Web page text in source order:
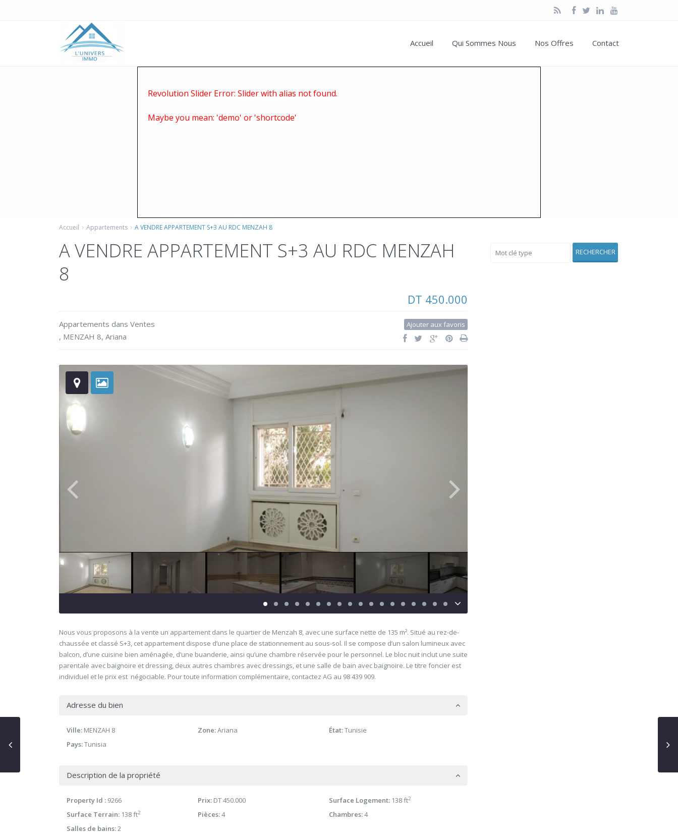
Accueil Qui Sommes Nous Nos Offres Contact
Revolution Slider Error: Slider with alias not found.
Maybe you mean: 'demo' or 'shortcode'
Accueil Appartements A VENDRE APPARTEMENT S+3 AU RDC MENZAH 8
A VENDRE APPARTEMENT S+3 AU RDC MENZAH
8
DT 450.000
Appartements dans Ventes
, MENZAH 8, Ariana
Ajouter aux favoris
Nous vous proposons à la vente un appartement dans le quartier de Menzah 8, avec une surface nette de 135 m². Situé au rez-de-
chaussée et classé S+3, cet appartement dispose d’une place de stationnement au sous-sol. Il se compose d’un salon lumineux avec
balcon, d’une cuisine bien aménagée, d’une buanderie, ainsi qu’une chambre réservée pour le personnel. Le bloc nuit inclut une suite
parentale avec baignoire et dressing, deux autres chambres avec dressings, et une salle de bain avec baignoire. Le titre foncier est
individuel et le prix est négociable. Pour toute information complémentaire, contactez AG au 98 439 909.
Adresse du bien
Ville: MENZAH 8 Zone:Ariana État:Tunisie
Pays:Tunisia
Description de la propriété
Property Id : 9266 Prix:DT 450.000 Surface Logement:138 ft2
Surface Terrain: 138 ft2 Pièces:4 Chambres:4
Salles de bains:2
RECHERCHER
Voir Aussi